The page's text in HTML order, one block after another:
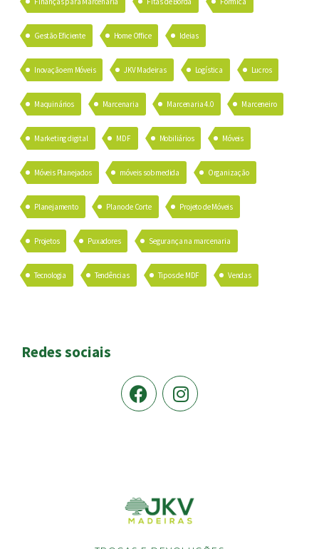
Gestão Eficiente Home Office Ideias
Inovação em Móveis JKV Madeiras Logística Lucros
Maquinários Marcenaria Marcenaria 4.0 Marceneiro
Marketing digital MDF Mobiliários Móveis
Móveis Planejados móveis sob medida Organização
Planejamento Plano de Corte Projeto de Móveis
Projetos Puxadores Segurança na marcenaria
Tecnologia Tendências Tipos de MDF Vendas
Redes sociais